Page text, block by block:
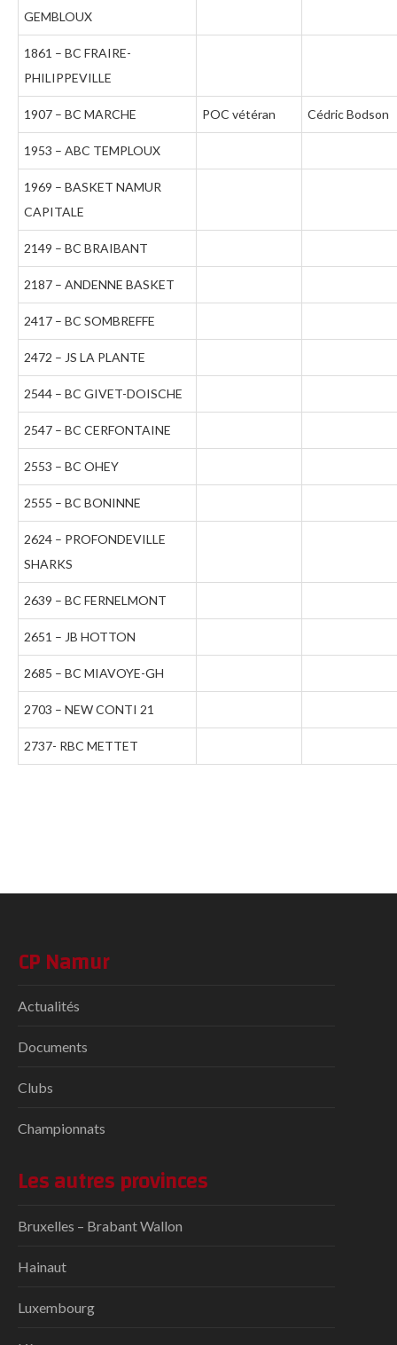
GEMBLOUX
1861 – BC FRAIRE-
PHILIPPEVILLE
1907 – BC MARCHE POC vétéran Cédric Bodson
1953 – ABC TEMPLOUX
1969 – BASKET NAMUR
CAPITALE
2149 – BC BRAIBANT
2187 – ANDENNE BASKET
2417 – BC SOMBREFFE
2472 – JS LA PLANTE
2544 – BC GIVET-DOISCHE
2547 – BC CERFONTAINE
2553 – BC OHEY
2555 – BC BONINNE
2624 – PROFONDEVILLE
SHARKS
2639 – BC FERNELMONT
2651 – JB HOTTON
2685 – BC MIAVOYE-GH
2703 – NEW CONTI 21
2737- RBC METTET
CP Namur
Actualités
Documents
Clubs
Championnats
Les autres provinces
Bruxelles – Brabant Wallon
Hainaut
Luxembourg